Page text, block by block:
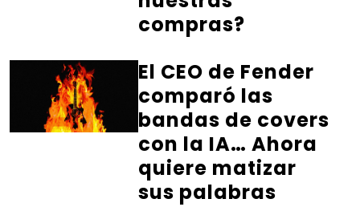
compras?
El CEO de Fender
comparó las
bandas de covers
con la IA… Ahora
quiere matizar
sus palabras